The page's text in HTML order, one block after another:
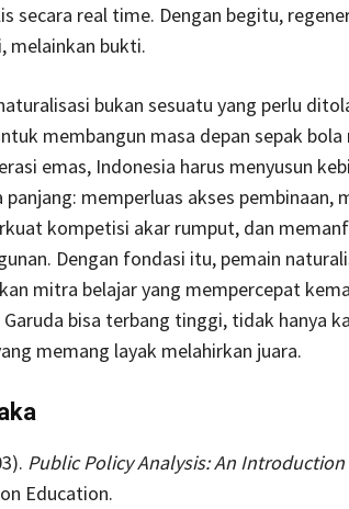
secara real time. Dengan begitu,
melainkan bukti.
bukan sesuatu yang perlu
membangun masa depan sepak bola
emas, Indonesia harus menyusun
panjang: memperluas akses pembinaan,
kompetisi akar rumput, dan
Dengan fondasi itu, pemain
mitra belajar yang mempercepat
Garuda bisa terbang tinggi, tidak hanya
memang layak melahirkan juara.
Public Policy Analysis: An Introduction
Education.